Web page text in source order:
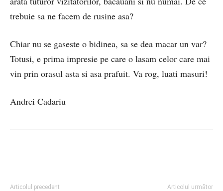
trebuie sa ne facem de rusine asa?
Chiar nu se gaseste o bidinea, sa se dea macar un var?
Totusi, e prima impresie pe care o lasam celor care mai
vin prin orasul asta si asa prafuit. Va rog, luati masuri!
Andrei Cadariu
Articolul precedent Articolul următor